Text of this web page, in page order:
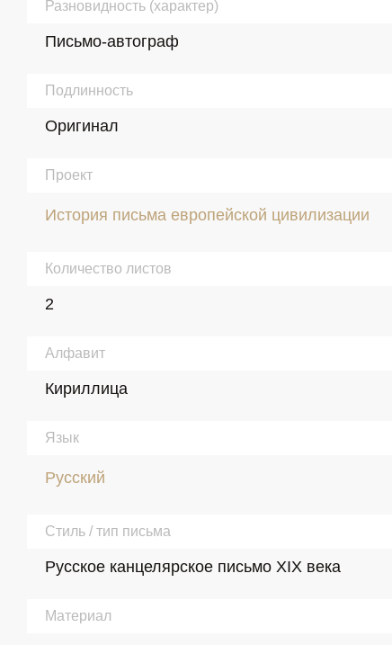
Разновидность (характер)
Письмо-автограф
Подлинность
Оригинал
Проект
История письма европейской цивилизации
Количество листов
2
Алфавит
Кириллица
Язык
Русский
Стиль / тип письма
Русское канцелярское письмо XIX века
Материал